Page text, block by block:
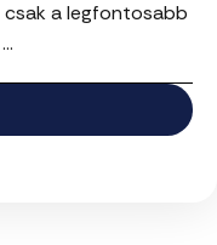
csak a legfontosabb